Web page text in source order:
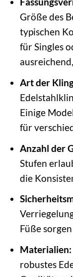
Größe des
typischen
für Singles
Art der
Einige
für
Anzahl der
Stufen
die
Füße
Materialien:
robustes